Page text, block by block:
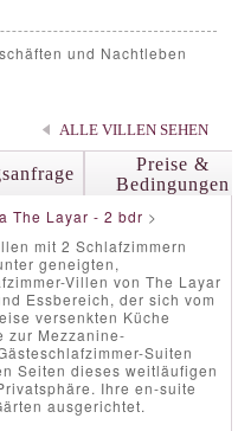
und Nachtleben
ALLE VILLEN SEHEN
Preise &
Bedingungen
The Layar - 2 bdr >
mit 2 Schlafzimmern
geneigten,
Villen von The Layar
Essbereich, der sich vom
versenkten Küche
zur Mezzanine-
Suiten
Seiten dieses weitläufigen
Ihre en-suite
ausgerichtet.